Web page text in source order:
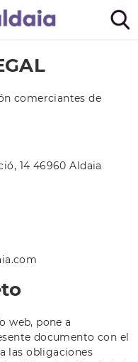
comerciantes de
14 46960 Aldaia
web, pone a
documento con el
las obligaciones